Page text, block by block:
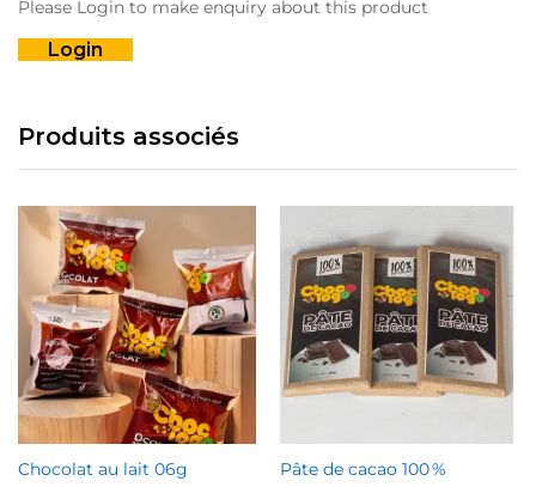
Please Login to make enquiry about this product
Login
Produits associés
Chocolat au lait 06g Pâte de cacao 100 %